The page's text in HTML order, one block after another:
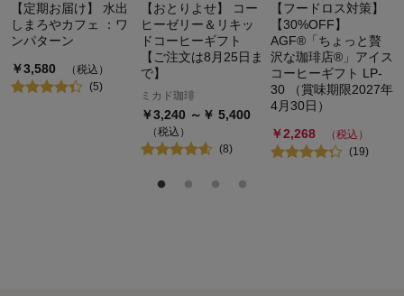
【定期お届け】 水出
しまろやカフェ ：ワ
ンパターン
￥3,580
（税込）
(5)
【おとりよせ】 コー
ヒーゼリー＆リキッ
ドコーヒーギフト
【ご注文は8月25日ま
で】
ミカド珈琲
￥3,240 ～￥ 5,400
（税込）
(8)
【フードロス対策】
【30%OFF】
AGF®「ちょっと贅
沢な珈琲店®」アイス
コーヒーギフト LP-
30 （賞味期限2027年
4月30日）
￥2,268
（税込）
(19)